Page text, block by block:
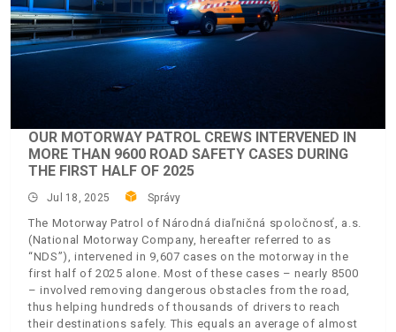
OUR MOTORWAY PATROL CREWS INTERVENED IN
MORE THAN 9600 ROAD SAFETY CASES DURING
THE FIRST HALF OF 2025
Jul 18, 2025 Správy
The Motorway Patrol of Národná diaľničná spoločnosť, a.s.
(National Motorway Company, hereafter referred to as
“NDS”), intervened in 9,607 cases on the motorway in the
first half of 2025 alone. Most of these cases – nearly 8500
– involved removing dangerous obstacles from the road,
thus helping hundreds of thousands of drivers to reach
their destinations safely. This equals an average of almost